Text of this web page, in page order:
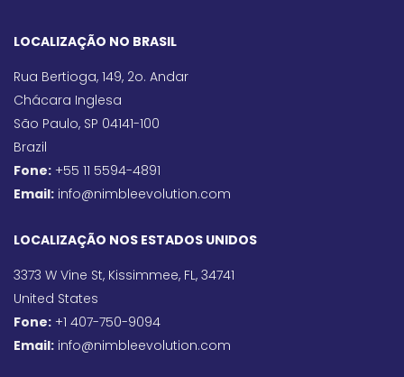
LOCALIZAÇÃO NO BRASIL
Rua Bertioga, 149, 2o. Andar
Chácara Inglesa
São Paulo, SP 04141-100
Brazil
Fone: +55 11 5594-4891
Email: info@nimbleevolution.com
LOCALIZAÇÃO NOS ESTADOS UNIDOS
3373 W Vine St, Kissimmee, FL, 34741
United States
Fone: +1 407-750-9094
Email: info@nimbleevolution.com